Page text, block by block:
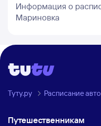
Информация о
Мариновка
Туту.ру Расписание
Путешественникам